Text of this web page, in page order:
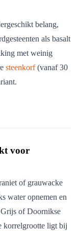
belang,
als basalt
met weinig
steenkorf(vanaf 30
voor
of grauwacke
water opnemen en
of Doornikse
korrelgrootte ligt bij